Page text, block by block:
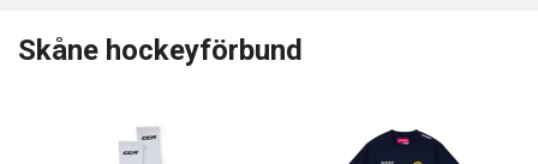
Skåne hockeyförbund